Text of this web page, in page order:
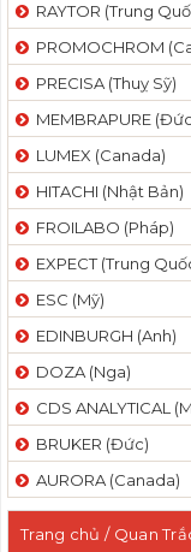
RAYTOR (Trung
PROMOCHROM
PRECISA (Thuỵ Sỹ)
MEMBRAPURE
LUMEX (Canada)
HITACHI (Nhật Bản)
FROILABO (Pháp)
EXPECT (Trung
ESC (Mỹ)
EDINBURGH (Anh)
DOZA (Nga)
CDS ANALYTICAL
BRUKER (Đức)
AURORA (Canada)
Trang chủ / Quan